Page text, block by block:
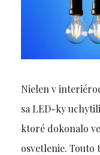
Nielen v
sa LED-ky
ktoré dokonalo
osvetlenie. Touto